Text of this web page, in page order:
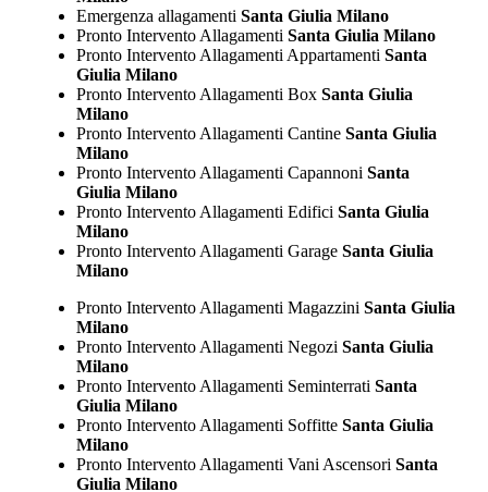
Emergenza allagamenti Santa Giulia Milano
Pronto Intervento Allagamenti Santa Giulia Milano
Pronto Intervento Allagamenti Appartamenti Santa
Giulia Milano
Pronto Intervento Allagamenti BoxSanta Giulia
Milano
Pronto Intervento Allagamenti CantineSanta Giulia
Milano
Pronto Intervento Allagamenti Capannoni Santa
Giulia Milano
Pronto Intervento Allagamenti Edifici Santa Giulia
Milano
Pronto Intervento Allagamenti GarageSanta Giulia
Milano
Pronto Intervento Allagamenti Magazzini Santa Giulia
Milano
Pronto Intervento Allagamenti Negozi Santa Giulia
Milano
Pronto Intervento Allagamenti Seminterrati Santa
Giulia Milano
Pronto Intervento Allagamenti SoffitteSanta Giulia
Milano
Pronto Intervento Allagamenti Vani Ascensori Santa
Giulia Milano